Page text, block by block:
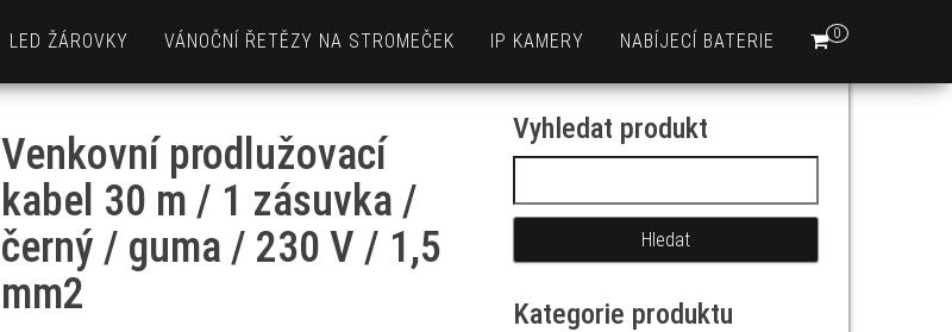
0
LED ŽÁROVKY VÁNOČNÍ ŘETĚZY NA STROMEČEK IP KAMERY NABÍJECÍ BATERIE
Venkovní prodlužovací
kabel 30 m / 1 zásuvka /
černý / guma / 230 V / 1,5
mm2
Vyhledat produkt
Kategorie produktu